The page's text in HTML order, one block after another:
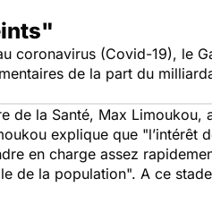
coronavirus (Covid-19), le
de la part du
de la Santé, Max Limoukou,
explique que "l’intérêt
en charge assez
de la population". A ce